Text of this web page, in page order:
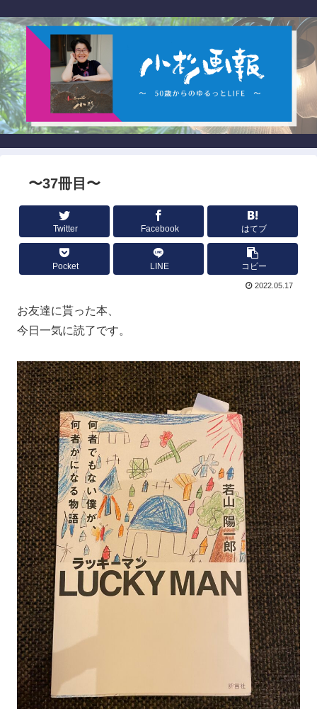
〜37冊目〜
Twitter Facebook はてブ
Pocket LINE コピー
2022.05.17
お友達に貰った本、
今日一気に読了です。